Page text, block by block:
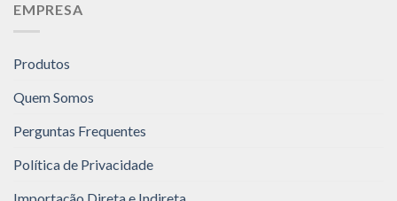
EMPRESA
Produtos
Quem Somos
Perguntas Frequentes
Política de Privacidade